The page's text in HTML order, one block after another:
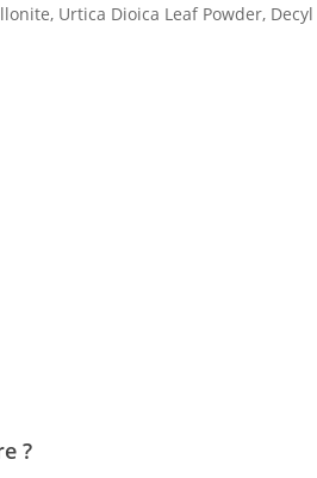
Urtica Dioica Leaf Powder,
?